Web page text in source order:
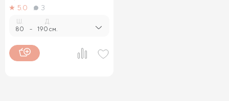
5.0
3
Ш.
80 -
Д.
190 см.